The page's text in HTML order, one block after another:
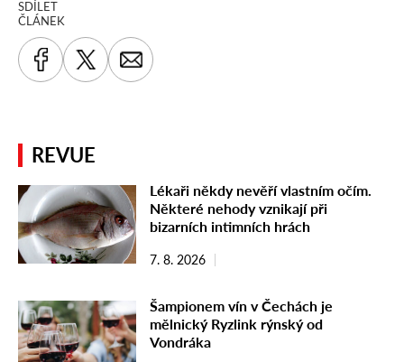
SDÍLET
ČLÁNEK
REVUE
Lékaři někdy nevěří vlastním očím.
Některé nehody vznikají při
bizarních intimních hrách
7. 8. 2026
Šampionem vín v Čechách je
mělnický Ryzlink rýnský od
Vondráka